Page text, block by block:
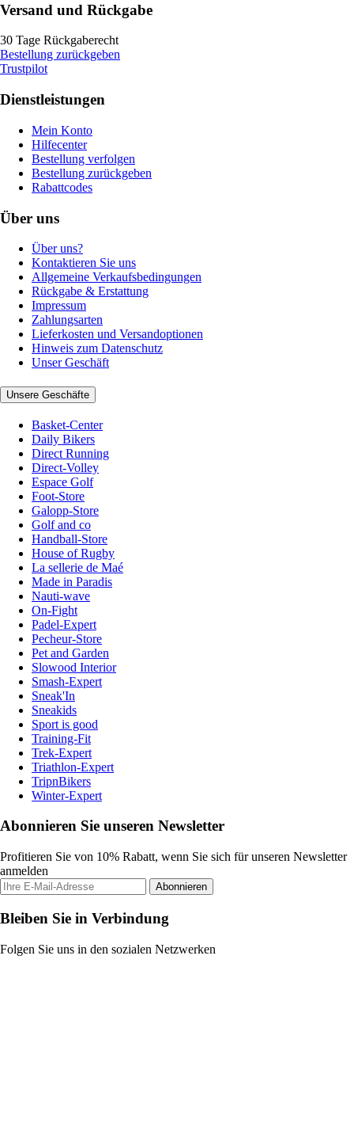
Versand und Rückgabe
30 Tage Rückgaberecht
Bestellung zurückgeben
Trustpilot
Dienstleistungen
Mein Konto
Hilfecenter
Bestellung verfolgen
Bestellung zurückgeben
Rabattcodes
Über uns
Über uns?
Kontaktieren Sie uns
Allgemeine Verkaufsbedingungen
Rückgabe & Erstattung
Impressum
Zahlungsarten
Lieferkosten und Versandoptionen
Hinweis zum Datenschutz
Unser Geschäft
Unsere Geschäfte
Basket-Center
Daily Bikers
Direct Running
Direct-Volley
Espace Golf
Foot-Store
Galopp-Store
Golf and co
Handball-Store
House of Rugby
La sellerie de Maé
Made in Paradis
Nauti-wave
On-Fight
Padel-Expert
Pecheur-Store
Pet and Garden
Slowood Interior
Smash-Expert
Sneak'In
Sneakids
Sport is good
Training-Fit
Trek-Expert
Triathlon-Expert
TripnBikers
Winter-Expert
Abonnieren Sie unseren Newsletter
Profitieren Sie von 10% Rabatt, wenn Sie sich für unseren Newsletter
anmelden
Abonnieren
Bleiben Sie in Verbindung
Folgen Sie uns in den sozialen Netzwerken